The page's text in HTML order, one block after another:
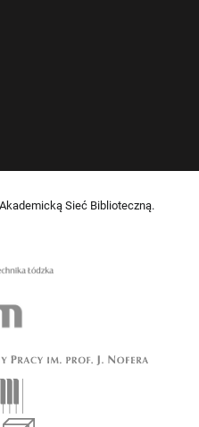
Sieć Biblioteczną.